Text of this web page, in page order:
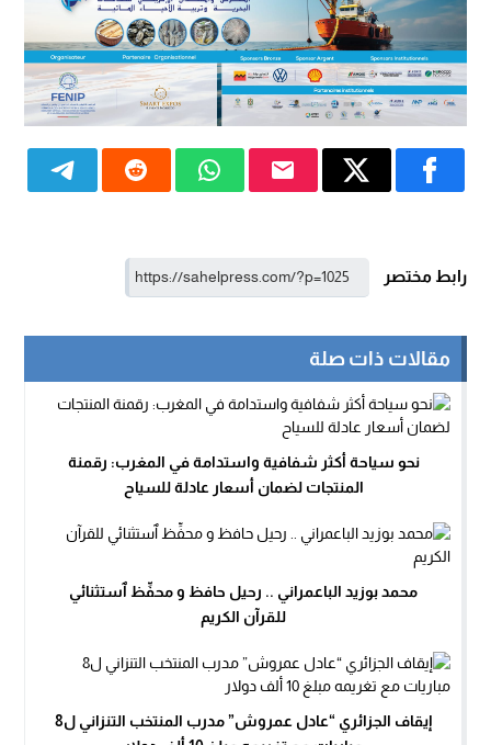
رابط مختصر
مقالات ذات صلة
نحو سياحة أكثر شفافية واستدامة في المغرب: رقمنة
المنتجات لضمان أسعار عادلة للسياح
محمد بوزيد الباعمراني .. رحيل حافظ و محفِّظ ٱستثنائي
للقرآن الكريم
إيقاف الجزائري “عادل عمروش” مدرب المنتخب التنزاني ل8